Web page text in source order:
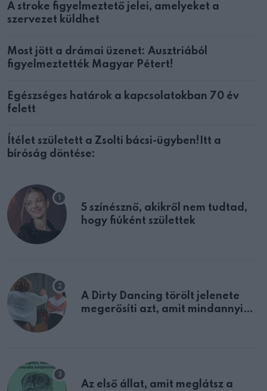
A stroke figyelmeztető jelei, amelyeket a
szervezet küldhet
Most jött a drámai üzenet: Ausztriából
figyelmeztették Magyar Pétert!
Egészséges határok a kapcsolatokban 70 év
felett
Ítélet született a Zsolti bácsi-ügyben!Itt a
bíróság döntése:
5 színésznő, akikről nem tudtad,
hogy fiúként születtek
A Dirty Dancing törölt jelenete
megerősíti azt, amit mindannyian
Az első állat, amit meglátsz a